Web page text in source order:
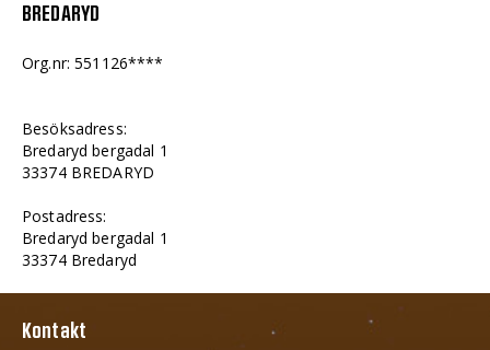
BREDARYD
Org.nr: 551126****
Besöksadress:
Bredaryd bergadal 1
33374 BREDARYD
Postadress:
Bredaryd bergadal 1
33374 Bredaryd
Kontakt